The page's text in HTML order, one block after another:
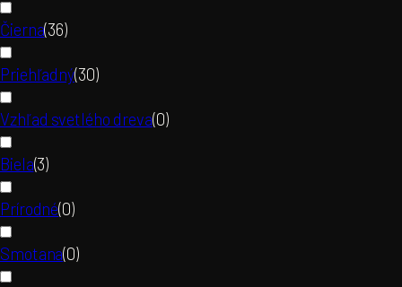
Čierna(36)
Priehľadný(30)
Vzhľad svetlého dreva(0)
Biela(3)
Prírodné(0)
Smotana(0)